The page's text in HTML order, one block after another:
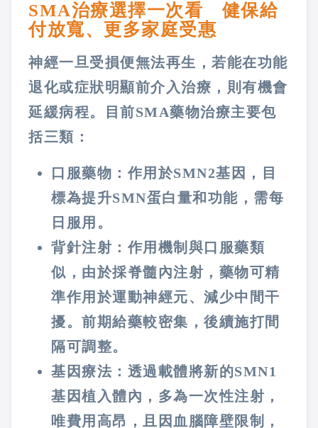
SMA治療選擇一次看 健保給
付放寬、更多家庭受惠
神經一旦受損便無法再生，若能在功能
退化或症狀明顯前介入治療，則有機會
延緩病程。目前SMA藥物治療主要包
括三類：
口服藥物：作用於SMN2基因，目
標為提升SMN蛋白量和功能，需每
日服用。
背針注射：作用機制與口服藥類
似，由於採脊髓內注射，藥物可精
準作用於運動神經元、減少中間干
擾。前期給藥較密集，後續施打間
隔可調整。
基因療法：透過載體將新的SMN1
基因植入體內，多為一次性注射，
唯費用高昂，且因血腦障壁限制，